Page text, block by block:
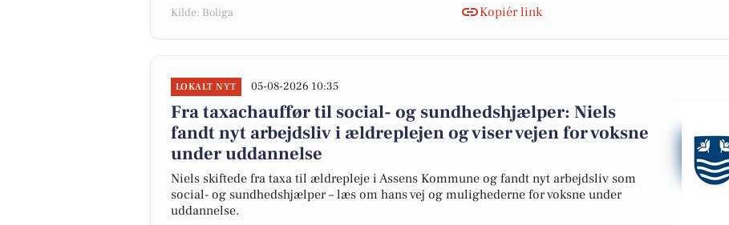
Kilde: Boliga Kopiér link
LOKALT NYT 05-08-2026 10:35
Fra taxachauffør til social- og sundhedshjælper: Niels
fandt nyt arbejdsliv i ældreplejen og viser vejen for voksne
under uddannelse
Niels skiftede fra taxa til ældrepleje i Assens Kommune og fandt nyt arbejdsliv som
social- og sundhedshjælper – læs om hans vej og mulighederne for voksne under
uddannelse.